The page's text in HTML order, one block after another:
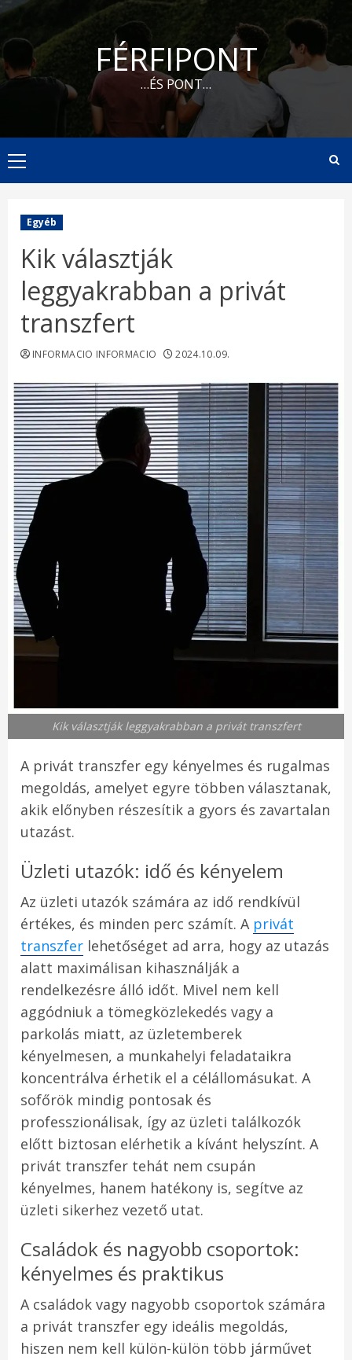
Skip
content
FÉRFIPONT
…ÉS PONT…
Primary
Menu
Egyéb
Kik választják
leggyakrabban a privát
transzfert
INFORMACIO INFORMACIO 2024.10.09.
Kik választják leggyakrabban a privát transzfert
A privát transzfer egy kényelmes és rugalmas
megoldás, amelyet egyre többen választanak,
akik előnyben részesítik a gyors és zavartalan
utazást.
Üzleti utazók: idő és kényelem
Az üzleti utazók számára az idő rendkívül
értékes, és minden perc számít. A privát
transzfer lehetőséget ad arra, hogy az utazás
alatt maximálisan kihasználják a
rendelkezésre álló időt. Mivel nem kell
aggódniuk a tömegközlekedés vagy a
parkolás miatt, az üzletemberek
kényelmesen, a munkahelyi feladataikra
koncentrálva érhetik el a célállomásukat. A
sofőrök mindig pontosak és
professzionálisak, így az üzleti találkozók
előtt biztosan elérhetik a kívánt helyszínt. A
privát transzfer tehát nem csupán
kényelmes, hanem hatékony is, segítve az
üzleti sikerhez vezető utat.
Családok és nagyobb csoportok:
kényelmes és praktikus
A családok vagy nagyobb csoportok számára
a privát transzfer egy ideális megoldás,
hiszen nem kell külön-külön több járművet